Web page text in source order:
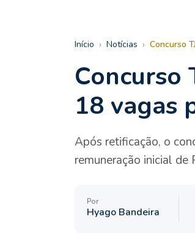
Início › Notícias › Concurso
Concurso
18 vagas
Após retificação, o
remuneração inicial de
Por
Hyago Bandeira